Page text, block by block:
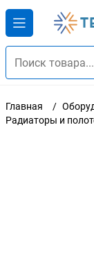
Главная
Радиаторы и